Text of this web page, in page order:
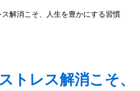
解消こそ、人生を豊かにする習慣
トレス解消こそ、